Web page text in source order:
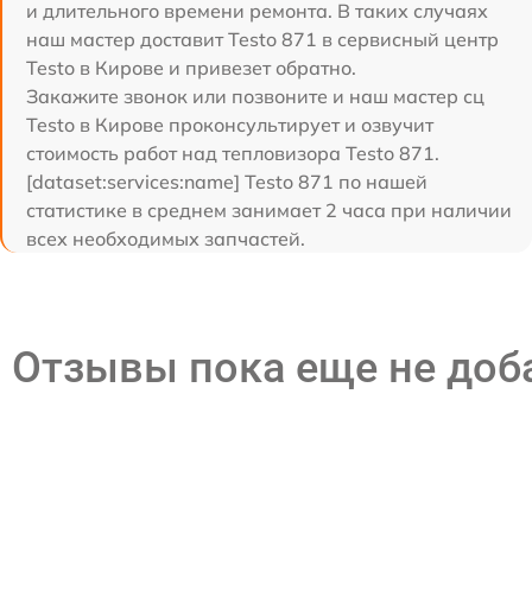
и длительного времени ремонта. В таких случаях
наш мастер доставит Testo 871 в сервисный центр
Testo в Кирове и привезет обратно.
Закажите звонок или позвоните и наш мастер сц
Testo в Кирове проконсультирует и озвучит
стоимость работ над тепловизора Testo 871.
[dataset:services:name] Testo 871 по нашей
статистике в среднем занимает 2 часа при наличии
всех необходимых запчастей.
Отзывы пока еще не